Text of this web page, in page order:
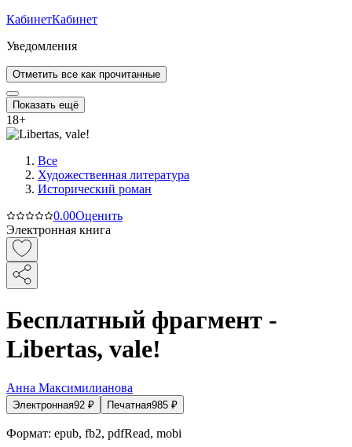
КабинетКабинет
Уведомления
Отметить все как прочитанные
Показать ещё
18+
Все
Художественная литература
Исторический роман
0.00Оценить
Электронная книга
Бесплатный фрагмент -
Libertas, vale!
Анна Максимилианова
Электронная92 ₽ Печатная985 ₽
Формат: epub, fb2, pdfRead, mobi